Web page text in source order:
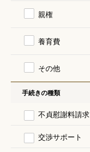
親権
養育費
その他
手続きの種類
不貞慰謝料請求
交渉サポート